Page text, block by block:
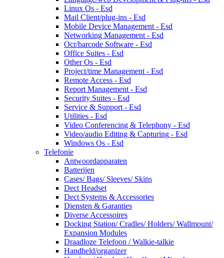
Linux Os - Esd
Mail Client/plug-ins - Esd
Mobile Device Management - Esd
Networking Management - Esd
Ocr/barcode Software - Esd
Office Suites - Esd
Other Os - Esd
Project/time Management - Esd
Remote Access - Esd
Report Management - Esd
Security Suites - Esd
Service & Support - Esd
Utilities - Esd
Video Conferencing & Telephony - Esd
Video/audio Editing & Capturing - Esd
Windows Os - Esd
Telefonie
Antwoordapparaten
Batterijen
Cases/ Bags/ Sleeves/ Skins
Dect Headset
Dect Systems & Accessories
Diensten & Garanties
Diverse Accessoires
Docking Station/ Cradles/ Holders/ Wallmount/
Expansion Modules
Draadloze Telefoon / Walkie-talkie
Handheld/organizer